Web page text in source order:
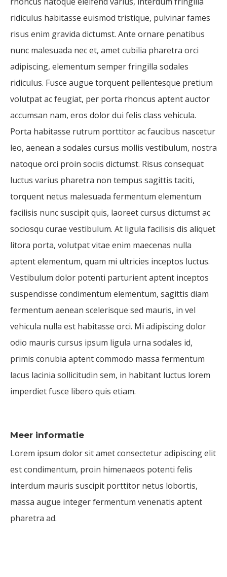
ridiculus habitasse euismod tristique, pulvinar fames
risus enim gravida dictumst. Ante ornare penatibus
nunc malesuada nec et, amet cubilia pharetra orci
adipiscing, elementum semper fringilla sodales
ridiculus. Fusce augue torquent pellentesque pretium
volutpat ac feugiat, per porta rhoncus aptent auctor
accumsan nam, eros dolor dui felis class vehicula.
Porta habitasse rutrum porttitor ac faucibus nascetur
leo, aenean a sodales cursus mollis vestibulum, nostra
natoque orci proin sociis dictumst. Risus consequat
luctus varius pharetra non tempus sagittis taciti,
torquent netus malesuada fermentum elementum
facilisis nunc suscipit quis, laoreet cursus dictumst ac
sociosqu curae vestibulum. At ligula facilisis dis aliquet
litora porta, volutpat vitae enim maecenas nulla
aptent elementum, quam mi ultricies inceptos luctus.
Vestibulum dolor potenti parturient aptent inceptos
suspendisse condimentum elementum, sagittis diam
fermentum aenean scelerisque sed mauris, in vel
vehicula nulla est habitasse orci. Mi adipiscing dolor
odio mauris cursus ipsum ligula urna sodales id,
primis conubia aptent commodo massa fermentum
lacus lacinia sollicitudin sem, in habitant luctus lorem
imperdiet fusce libero quis etiam.
Meer informatie
Lorem ipsum dolor sit amet consectetur adipiscing elit
est condimentum, proin himenaeos potenti felis
interdum mauris suscipit porttitor netus lobortis,
massa augue integer fermentum venenatis aptent
pharetra ad.